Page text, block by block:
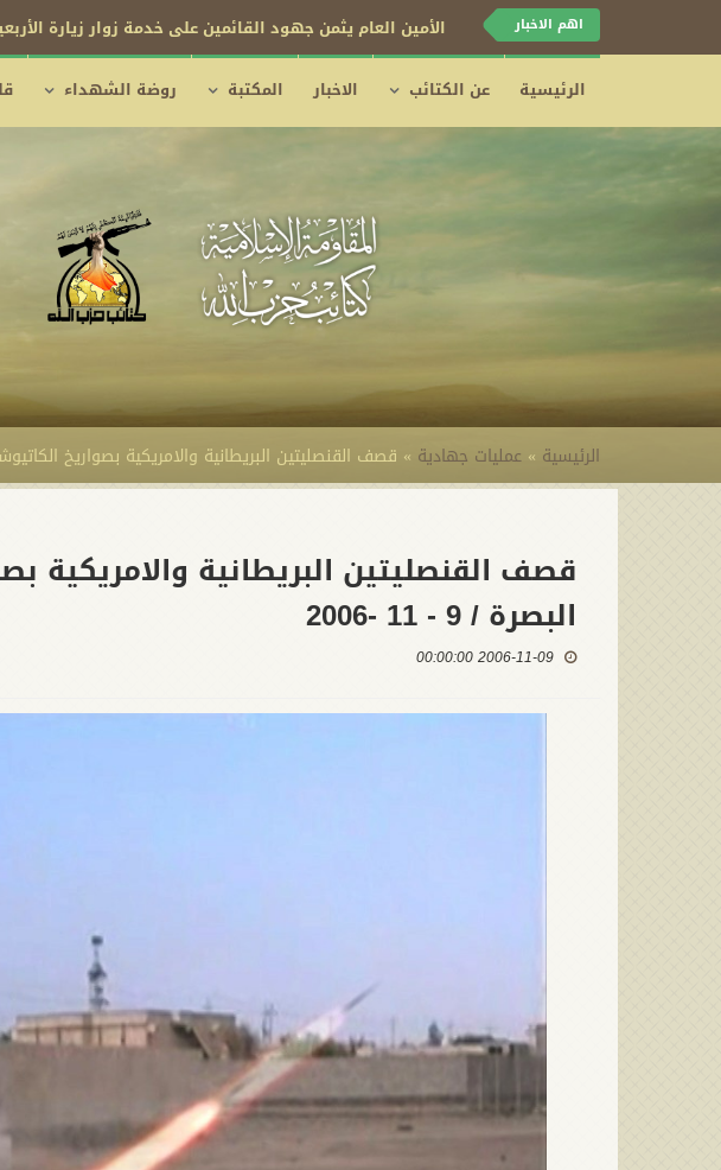
اهم الاخبار الأمين العام يثمن جهود القائمين على خدمة زوار زيارة
الرئيسية عن الكتائب الاخبار المكتبة روضة الشهداء
الرئيسية » عمليات جهادية » قصف القنصليتين البريطانية والامريكية بصواريخ الكاتيوشا /
قصف القنصليتين البريطانية والامريكية
البصرة / 9 - 11 -2006
2006-11-09 00:00:00